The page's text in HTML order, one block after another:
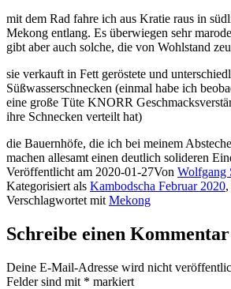
mit dem Rad fahre ich aus Kratie raus in
Mekong entlang. Es überwiegen sehr
gibt aber auch solche, die von Wohlstand
sie verkauft in Fett geröstete und
Süßwasserschnecken (einmal habe ich
eine große Tüte KNORR
ihre Schnecken verteilt hat)
die Bauernhöfe, die ich bei meinem
machen allesamt einen deutlich solideren
Veröffentlicht am 2020-01-27Von Wolfgang
Kategorisiert als Kambodscha Februar 2020,
Verschlagwortet mit Mekong
Schreibe einen Kommentar
Deine E-Mail-Adresse wird nicht
Felder sind mit * markiert